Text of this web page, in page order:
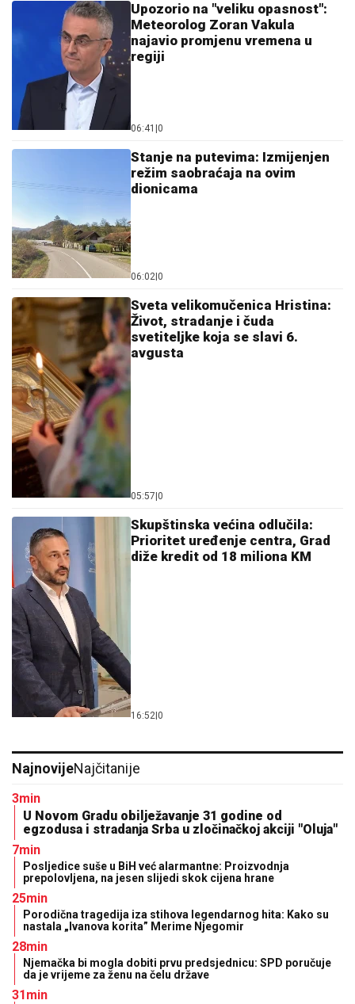
Upozorio na "veliku opasnost":
Meteorolog Zoran Vakula
najavio promjenu vremena u
regiji
06:41 0
Stanje na putevima: Izmijenjen
režim saobraćaja na ovim
dionicama
06:02 0
Sveta velikomučenica Hristina:
Život, stradanje i čuda
svetiteljke koja se slavi 6.
avgusta
05:57 0
Skupštinska većina odlučila:
Prioritet uređenje centra, Grad
diže kredit od 18 miliona KM
16:52 0
NajnovijeNajčitanije
3min
U Novom Gradu obilježavanje 31 godine od
egzodusa i stradanja Srba u zločinačkoj akciji "Oluja"
7min
Posljedice suše u BiH već alarmantne: Proizvodnja
prepolovljena, na jesen slijedi skok cijena hrane
25min
Porodična tragedija iza stihova legendarnog hita: Kako su
nastala „Ivanova korita” Merime Njegomir
28min
Njemačka bi mogla dobiti prvu predsjednicu: SPD poručuje
da je vrijeme za ženu na čelu države
31min